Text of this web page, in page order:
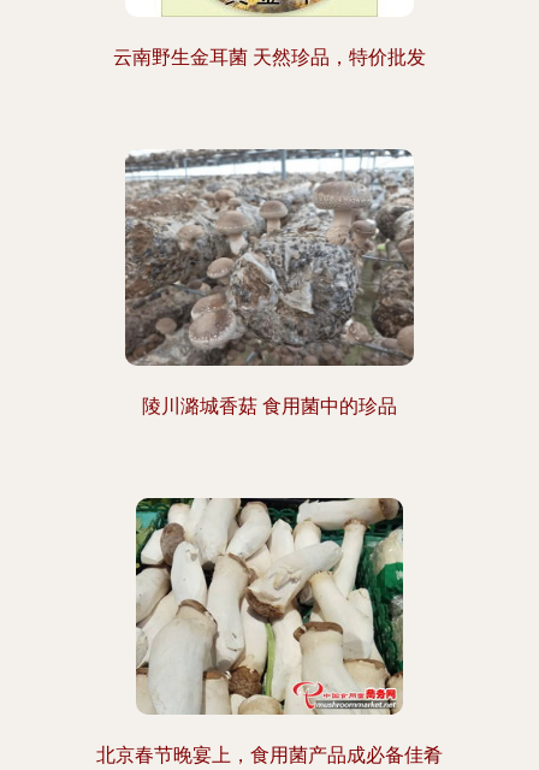
云南野生金耳菌 天然珍品，特价批发
陵川潞城香菇 食用菌中的珍品
北京春节晚宴上，食用菌产品成必备佳肴